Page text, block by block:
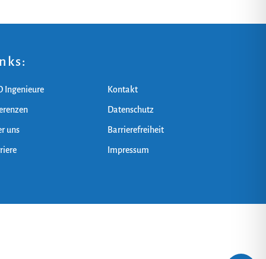
Ingenieure
uns
Kontakt
Datenschutz
Barrierefreiheit
Impressum